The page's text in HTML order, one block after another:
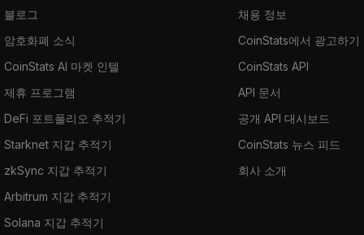
블로그
암호화폐 소식
CoinStats AI 마켓 인텔
제휴 프로그램
DeFi 포트폴리오 추적기
Starknet 지갑 추적기
zkSync 지갑 추적기
Arbitrum 지갑 추적기
Solana 지갑 추적기
채용 정보
CoinStats에서 광고하기
CoinStats API
API 문서
공개 API 대시보드
CoinStats 뉴스 피드
회사 소개